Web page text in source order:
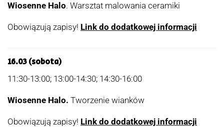
Wiosenne Halo. Warsztat malowania ceramiki
Obowiązują zapisy! Link do dodatkowej informacji
16.03 (sobota)
11:30-13:00; 13:00-14:30; 14:30-16:00
Wiosenne Halo. Tworzenie wianków
Obowiązują zapisy! Link do dodatkowej informacji